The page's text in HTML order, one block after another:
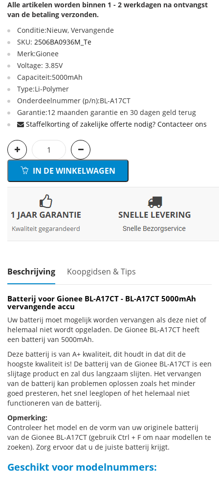
Alle artikelen worden binnen 1 - 2 werkdagen na ontvangst
van de betaling verzonden.
Conditie:Nieuw, Vervangende
SKU: 2506BA0936M_Te
Merk:Gionee
Voltage: 3.85V
Capaciteit:5000mAh
Type:Li-Polymer
Onderdeelnummer (p/n):BL-A17CT
Garantie:12 maanden garantie en 30 dagen geld terug
Staffelkorting of zakelijke offerte nodig? Contacteer ons
IN DE WINKELWAGEN
Beschrijving Koopgidsen & Tips
Batterij voor Gionee BL-A17CT - BL-A17CT 5000mAh
vervangende accu
Uw batterij moet mogelijk worden vervangen als deze niet of
helemaal niet wordt opgeladen. De Gionee BL-A17CT heeft
een batterij van 5000mAh.
Deze batterij is van A+ kwaliteit, dit houdt in dat dit de
hoogste kwaliteit is! De batterij van de Gionee BL-A17CT is een
slijtage product en zal dus langzaam slijten. Het vervangen
van de batterij kan problemen oplossen zoals het minder
goed presteren, het snel leeglopen of het helemaal niet
functioneren van de batterij.
Opmerking:
Controleer het model en de vorm van uw originele batterij
van de Gionee BL-A17CT (gebruik Ctrl + F om naar modellen te
zoeken). Zorg ervoor dat u de juiste batterij krijgt.
Geschikt voor modelnummers: